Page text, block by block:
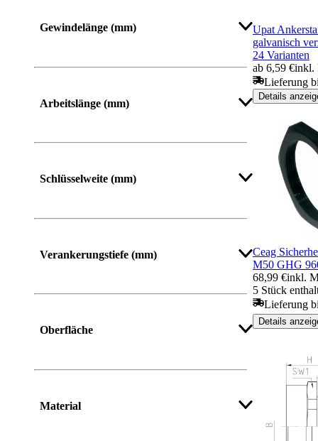
Gewindelänge (mm)
Arbeitslänge (mm)
Schlüsselweite (mm)
Verankerungstiefe (mm)
Oberfläche
Material
Upat
galvanisch
24 Varianten
ab 6,59 €inkl.
Lieferung
Details
Ceag
M50 GHG
68,99 €inkl.
5 Stück
Lieferung
Details